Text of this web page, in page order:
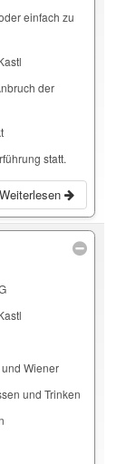
einfach zu
der
statt.
Weiterlesen
Wiener
und Trinken